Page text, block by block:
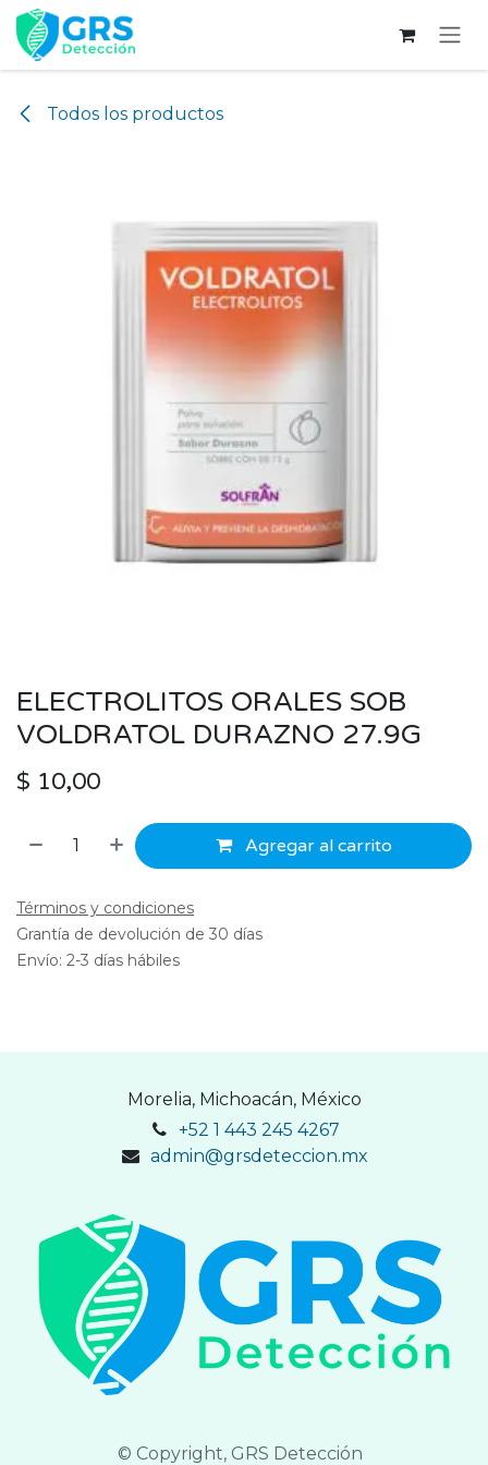
Ir al contenido
Todos los productos
ELECTROLITOS ORALES SOB
VOLDRATOL DURAZNO 27.9G
$ 10,00
Agregar al carrito
Términos y condiciones
Grantía de devolución de 30 días
Envío: 2-3 días hábiles
Morelia, Michoacán, México
+52 1 443 245 4267
admin@grsdeteccion.mx
© Copyright, GRS Detección